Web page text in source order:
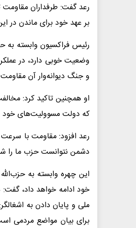
رعد گفت: طرفداران مقاومت
بر عهد خود برای ماندن در
رئیس فراکسیون وابسته به
وضعیت خوبی دارد، در
و جنگ دیوانه‌وار آن
او همچنین تاکید کرد:
که دولت مسوولیت‌های خود
رعد افزود: مقاومت با
دشمن نتوانست حزب ما را
این چهره وابسته به
خود ادامه خواهد داد،
ملی و پایان دادن به
برای بیان مواضع مردمی